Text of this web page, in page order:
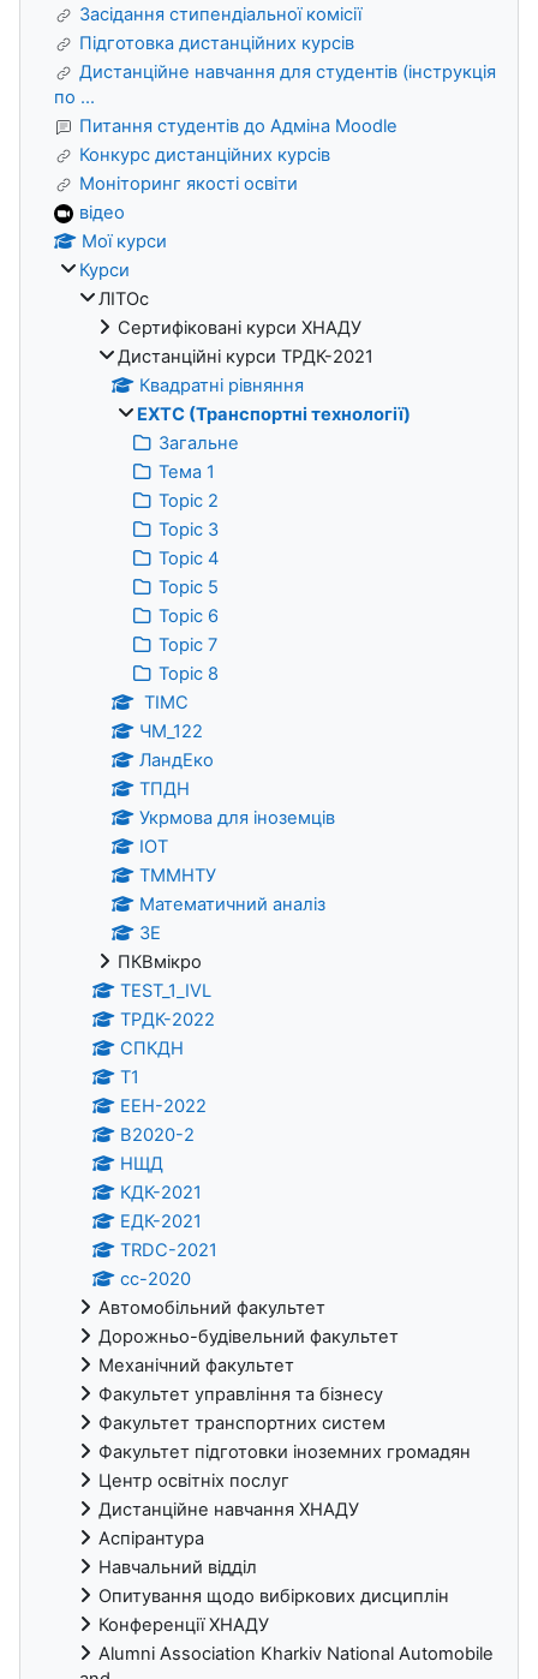
Засідання стипендіальної комісії
Підготовка дистанційних курсів
Дистанційне навчання для студентів (інструкція
по ...
Питання студентів до Адміна Moodle
Конкурс дистанційних курсів
Моніторинг якості освіти
відео
Мої курси
Курси
ЛІТОс
Сертифіковані курси ХНАДУ
Дистанційні курси ТРДК-2021
Квадратні рівняння
ЕХТС (Транспортні технології)
Загальне
Тема 1
Topic 2
Topic 3
Topic 4
Topic 5
Topic 6
Topic 7
Topic 8
ТІМС
ЧМ_122
ЛандЕко
ТПДН
Укрмова для іноземців
ІОТ
ТММНТУ
Математичний аналіз
ЗЕ
ПКВмікро
TEST_1_IVL
ТРДК-2022
СПКДН
Т1
ЕЕН-2022
В2020-2
НЩД
КДК-2021
ЕДК-2021
TRDC-2021
cc-2020
Автомобільний факультет
Дорожньо-будівельний факультет
Механічний факультет
Факультет управління та бізнесу
Факультет транспортних систем
Факультет підготовки іноземних громадян
Центр освітніх послуг
Дистанційне навчання ХНАДУ
Аспірантура
Навчальний відділ
Опитування щодо вибіркових дисциплін
Конференції ХНАДУ
Alumni Association Kharkiv National Automobile